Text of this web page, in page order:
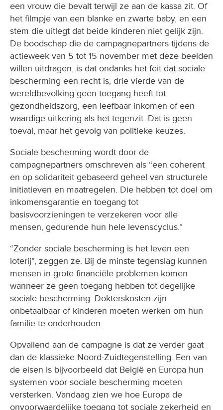
een vrouw die bevalt terwijl ze aan de kassa zit. Of
het filmpje van een blanke en zwarte baby, en een
stem die uitlegt dat beide kinderen niet gelijk zijn.
De boodschap die de campagnepartners tijdens de
actieweek van 5 tot 15 november met deze beelden
willen uitdragen, is dat ondanks het feit dat sociale
bescherming een recht is, drie vierde van de
wereldbevolking geen toegang heeft tot
gezondheidszorg, een leefbaar inkomen of een
waardige uitkering als het tegenzit. Dat is geen
toeval, maar het gevolg van politieke keuzes.
Sociale bescherming wordt door de
campagnepartners omschreven als “een coherent
en op solidariteit gebaseerd geheel van structurele
initiatieven en maatregelen. Die hebben tot doel om
inkomensgarantie en toegang tot
basisvoorzieningen te verzekeren voor alle
mensen, gedurende hun hele levenscyclus.”
“Zonder sociale bescherming is het leven een
loterij”, zeggen ze. Bij de minste tegenslag kunnen
mensen in grote financiële problemen komen
wanneer ze geen toegang hebben tot degelijke
sociale bescherming. Dokterskosten zijn
onbetaalbaar of kinderen moeten werken om hun
familie te onderhouden.
Opvallend aan de campagne is dat ze verder gaat
dan de klassieke Noord-Zuidtegenstelling. Een van
de eisen is bijvoorbeeld dat België en Europa hun
systemen voor sociale bescherming moeten
versterken. Vandaag zien we hoe Europa de
onvoorwaardelijke toegang tot sociale zekerheid en